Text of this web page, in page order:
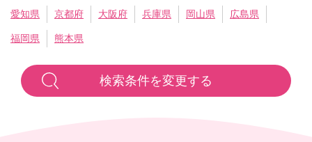
愛知県 京都府 大阪府 兵庫県 岡山県 広島県
福岡県 熊本県
検索条件を変更する